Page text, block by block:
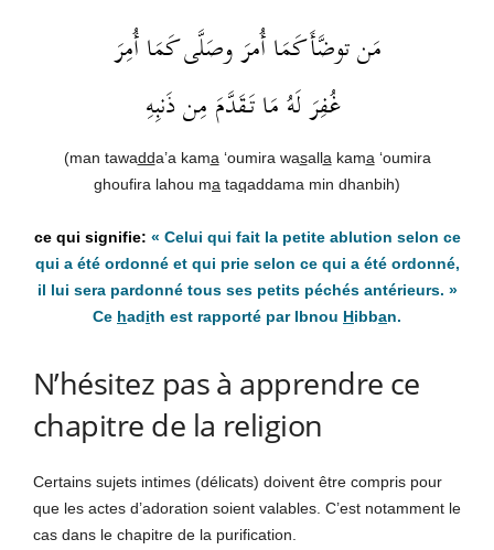
مَن توضَّأَ كَمَا أُمرَ وصَلَّى كَمَا أُمِرَ
غُفِرَ لَهُ مَا تَقَدَّمَ مِن ذَنبِهِ
(man tawadda’a kama ‘oumira wasalla kama ‘oumira
ghoufira lahou ma taqaddama min dhanbih)
« Celui qui fait la petite ablution selon ce
qui a été ordonné et qui prie selon ce qui a été ordonné,
il lui sera pardonné tous ses petits péchés antérieurs. »
Ce hadith est rapporté par Ibnou Hibban.
N’hésitez pas à apprendre ce
chapitre de la religion
Certains sujets intimes (délicats) doivent être compris pour
que les actes d’adoration soient valables. C’est notamment le
cas dans le chapitre de la purification.